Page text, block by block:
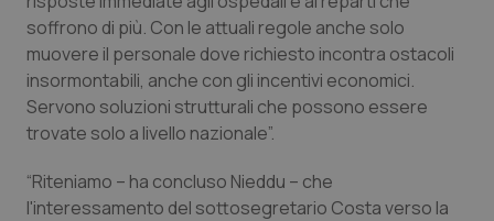
soffrono di più. Con le attuali regole anche solo
muovere il personale dove richiesto incontra ostacoli
insormontabili, anche con gli incentivi economici.
Servono soluzioni strutturali che possono essere
trovate solo a livello nazionale”.
“Riteniamo – ha concluso Nieddu – che
l'interessamento del sottosegretario Costa verso la